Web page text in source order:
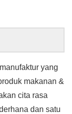
yang
makanan &
cita rasa
dan satu